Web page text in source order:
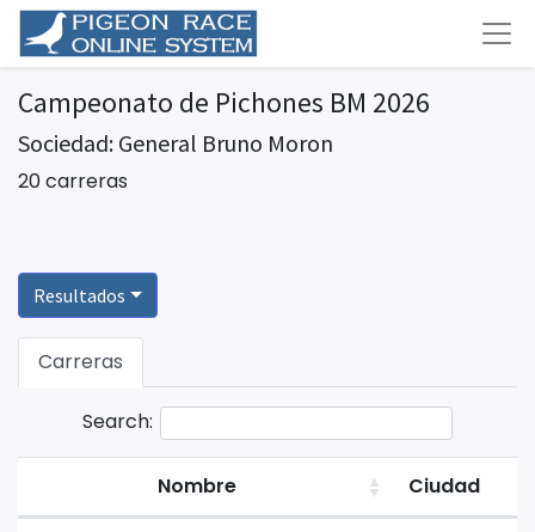
Campeonato de Pichones BM 2026
Sociedad: General Bruno Moron
20 carreras
Resultados
Carreras
Search:
Nombre Ciudad